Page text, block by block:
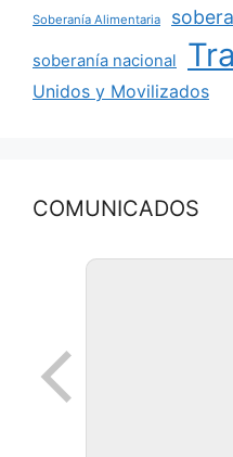
Soberanía Alimentaria
soberanía nacional
Unidos y Movilizados
COMUNICADOS